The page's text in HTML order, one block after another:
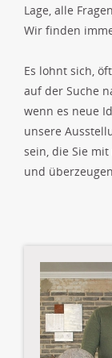
Lage, alle
Wir finden
Es lohnt sich,
auf der Suche
wenn es neue
unsere
sein, die Sie
und